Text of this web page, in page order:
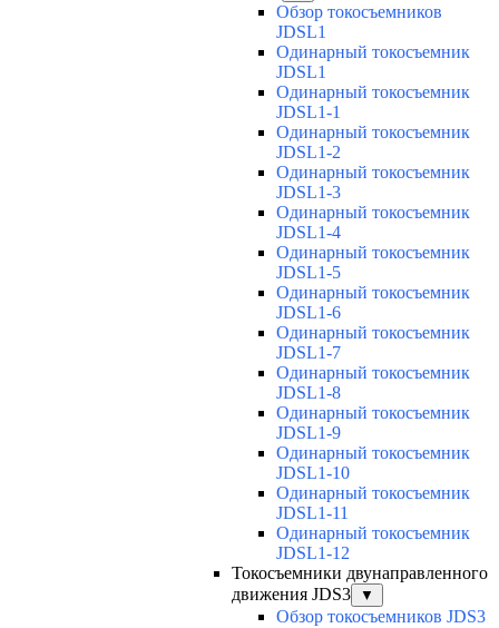
Обзор токосъемников
JDSL1
Одинарный токосъемник
JDSL1
Одинарный токосъемник
JDSL1-1
Одинарный токосъемник
JDSL1-2
Одинарный токосъемник
JDSL1-3
Одинарный токосъемник
JDSL1-4
Одинарный токосъемник
JDSL1-5
Одинарный токосъемник
JDSL1-6
Одинарный токосъемник
JDSL1-7
Одинарный токосъемник
JDSL1-8
Одинарный токосъемник
JDSL1-9
Одинарный токосъемник
JDSL1-10
Одинарный токосъемник
JDSL1-11
Одинарный токосъемник
JDSL1-12
Токосъемники двунаправленного
движения JDS3
▼
Обзор токосъемников JDS3